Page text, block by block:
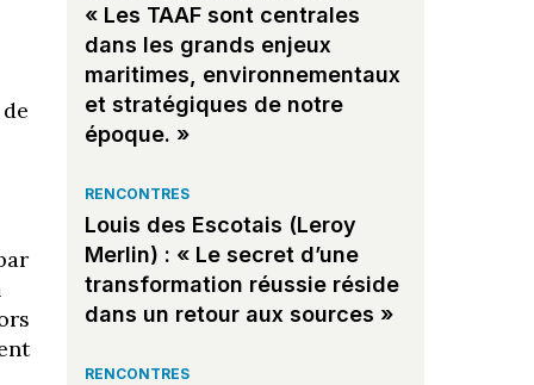
« Les TAAF sont centrales
dans les grands enjeux
maritimes, environnementaux
et stratégiques de notre
époque. »
RENCONTRES
Louis des Escotais (Leroy
Merlin) : « Le secret d’une
transformation réussie réside
dans un retour aux sources »
RENCONTRES